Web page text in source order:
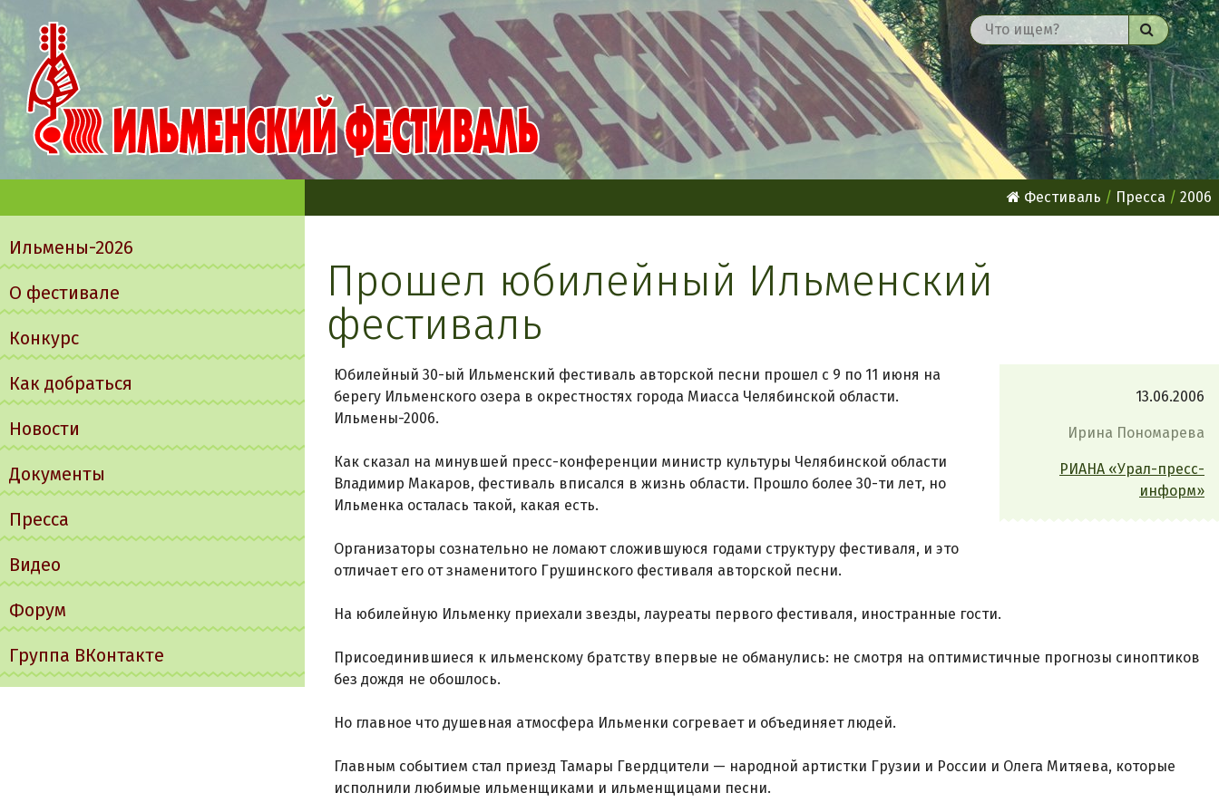
Найти
меню
Ильмены-2026
О фестивале
Конкурс
Как добраться
Новости
Документы
Пресса
Видео
Форум
Группа ВКонтакте
Фестиваль Пресса 2006
Прошел юбилейный Ильменский
фестиваль
13.06.2006
Ирина Пономарева
РИАНА «Урал-пресс-
информ»
Юбилейный 30-ый Ильменский фестиваль авторской песни прошел с 9 по 11 июня на
берегу Ильменского озера в окрестностях города Миасса Челябинской области.
Ильмены-2006.
Как сказал на минувшей пресс-конференции министр культуры Челябинской области
Владимир Макаров, фестиваль вписался в жизнь области. Прошло более 30-ти лет, но
Ильменка осталась такой, какая есть.
Организаторы сознательно не ломают сложившуюся годами структуру фестиваля, и это
отличает его от знаменитого Грушинского фестиваля авторской песни.
На юбилейную Ильменку приехали звезды, лауреаты первого фестиваля, иностранные гости.
Присоединившиеся к ильменскому братству впервые не обманулись: не смотря на оптимистичные прогнозы синоптиков
без дождя не обошлось.
Но главное что душевная атмосфера Ильменки согревает и объединяет людей.
Главным событием стал приезд Тамары Гвердцители — народной артистки Грузии и России и Олега Митяева, которые
исполнили любимые ильменщиками и ильменщицами песни.